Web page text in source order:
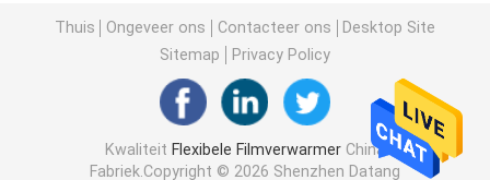
Douane Flexibele Verwarmer
Graphene het Verwarmen Film
Elektrische het Verwarmen Film
Thuis Ongeveer ons Contacteer ons
Desktop Site
Sitemap
Privacy Policy
Kwaliteit Flexibele FilmverwarmerChina
Fabriek.Copyright © 2026 Shenzhen Datang